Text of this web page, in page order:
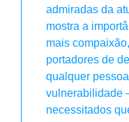
admiradas da
mostra a
mais
portadores de
qualquer
vulnerabilidade
necessitados